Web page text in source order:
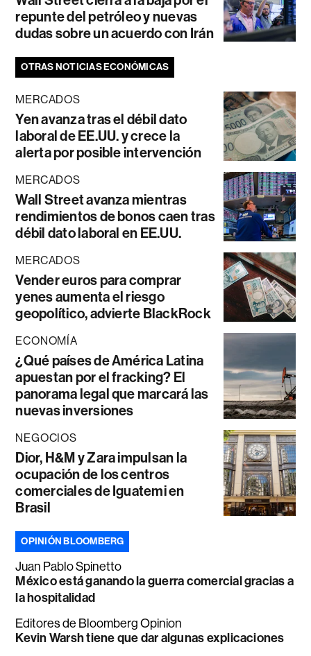
repunte del petróleo y nuevas
dudas sobre un acuerdo con Irán
OTRAS NOTICIAS ECONÓMICAS
MERCADOS
Yen avanza tras el débil dato
laboral de EE.UU. y crece la
alerta por posible intervención
MERCADOS
Wall Street avanza mientras
rendimientos de bonos caen tras
débil dato laboral en EE.UU.
MERCADOS
Vender euros para comprar
yenes aumenta el riesgo
geopolítico, advierte BlackRock
ECONOMÍA
¿Qué países de América Latina
apuestan por el fracking? El
panorama legal que marcará las
nuevas inversiones
NEGOCIOS
Dior, H&M y Zara impulsan la
ocupación de los centros
comerciales de Iguatemi en
Brasil
OPINIÓN BLOOMBERG
Juan Pablo Spinetto
México está ganando la guerra comercial gracias a
la hospitalidad
Editores de Bloomberg Opinion
Kevin Warsh tiene que dar algunas explicaciones